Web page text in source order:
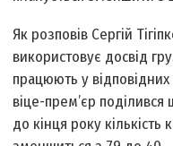
Як розповів Сергій
використовує досвід
працюють у
віце-прем’єр
до кінця року